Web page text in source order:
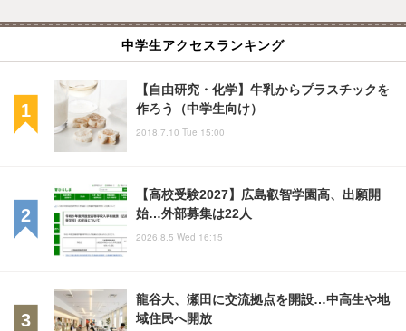
中学生アクセスランキング
【自由研究・化学】牛乳からプラスチックを
作ろう（中学生向け）
2018.7.10 Tue 15:00
【高校受験2027】広島叡智学園高、出願開
始…外部募集は22人
2026.8.5 Wed 16:15
龍谷大、瀬田に交流拠点を開設…中高生や地
域住民へ開放